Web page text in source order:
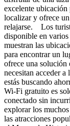
excelente
localizar y ofrece
relajarse. Los
disponible en
muestran las
para encontrar un
ofrece una solución
necesitan acceder
estás buscando
Wi-Fi gratuito es
conectado sin
explorar los
las atracciones